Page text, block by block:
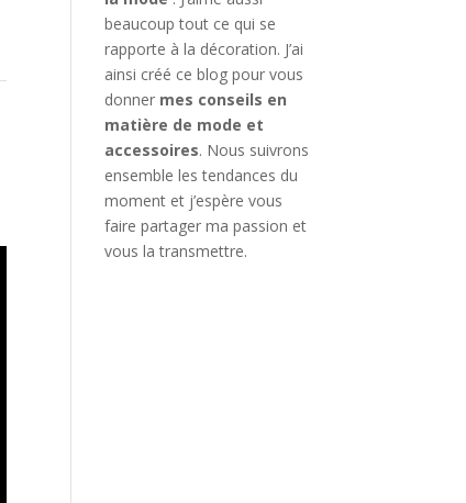
beaucoup tout ce qui se
rapporte à la décoration. J’ai
ainsi créé ce blog pour vous
donner mes conseils en
matière de mode et
accessoires. Nous suivrons
ensemble les tendances du
moment et j’espère vous
faire partager ma passion et
vous la transmettre.